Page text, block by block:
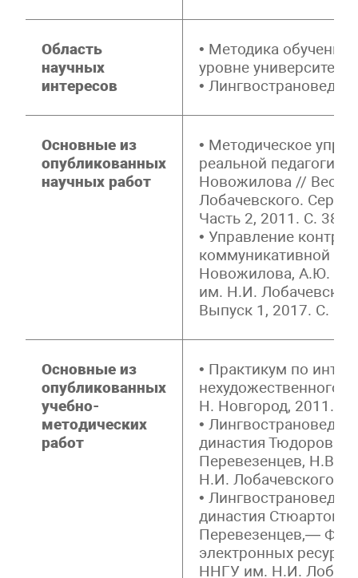
Область
научных
интересов
• Методика обучения
уровне университета
•
Основные из
опубликованных
научных работ
• Методическое
реальной
Новожилова //
Лобачевского.
Часть 2, 2011. С. 389-
• Управление
коммуникативной
Новожилова, А.Ю.
им. Н.И.
Выпуск 1, 2017. С.
Основные из
опубликованных
учебно-
методических
работ
• Практикум по
нехудожественного
Н. Новгород, 2011. —
•
династия Тюдоров /
Перевезенцев, Н.В.
Н.И. Лобачевского
•
династия Стюартов
Перевезенцев,—
электронных
ННГУ им. Н.И.